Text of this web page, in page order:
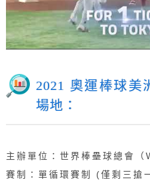
2021 奧運棒球
場地：
主辦單位：世界棒壘球總會（
賽制：單循環賽制 (僅剩三搶